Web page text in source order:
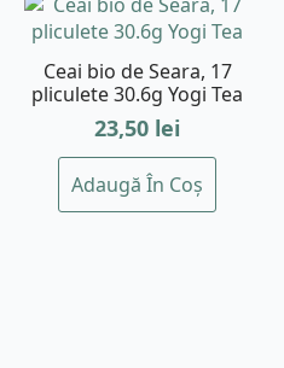
Ceai bio de Seara, 17
pliculete 30.6g Yogi Tea
23,50 lei
Adaugă În Coș